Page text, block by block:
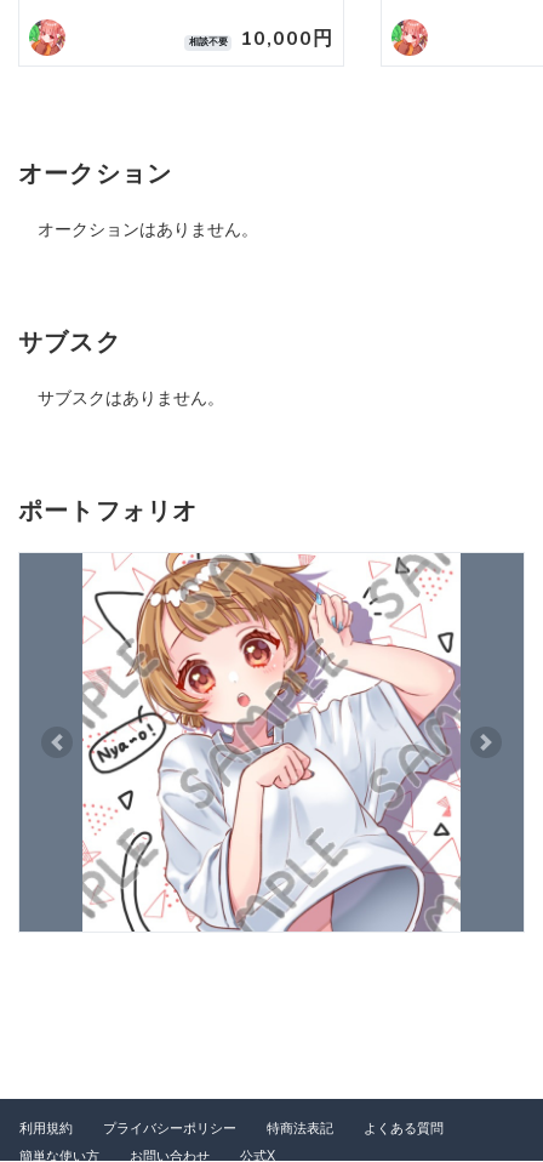
相談不要 10,000円
オークション
オークションはありません。
サブスク
サブスクはありません。
ポートフォリオ
Previous Next
利用規約 プライバシーポリシー 特商法表記
よくある質問
簡単な使い方
お問い合わせ 公式X